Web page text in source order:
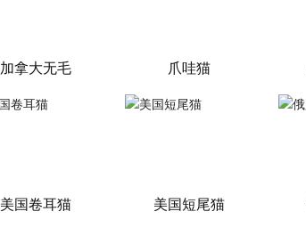
加拿大无毛
爪哇猫
美国卷耳猫 美国短尾猫